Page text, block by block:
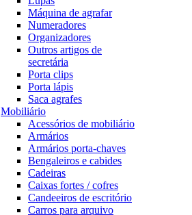
Máquina de agrafar
Numeradores
Organizadores
Outros artigos de
secretária
Porta clips
Porta lápis
Saca agrafes
Mobiliário
Acessórios de mobiliário
Armários
Armários porta-chaves
Bengaleiros e cabides
Cadeiras
Caixas fortes / cofres
Candeeiros de escritório
Carros para arquivo